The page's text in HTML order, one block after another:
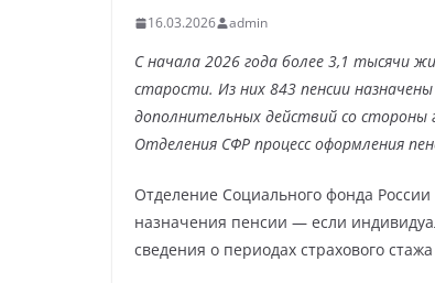
16.03.2026 admin
С начала 2026 года более 3,1 тысячи
старости. Из них 843 пенсии
дополнительных действий со стороны
Отделения СФР процесс оформления
Отделение Социального фонда России
назначения пенсии — если
сведения о периодах страхового